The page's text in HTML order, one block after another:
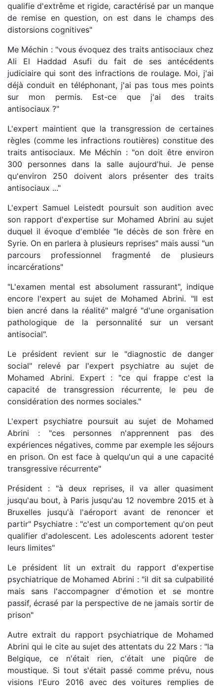
qualifie d'extrême et rigide, caractérisé par un manque
de remise en question, on est dans le champs des
distorsions cognitives"
Me Méchin : "vous évoquez des traits antisociaux chez
Ali El Haddad Asufi du fait de ses antécédents
judiciaire qui sont des infractions de roulage. Moi, j'ai
déjà conduit en téléphonant, j'ai pas tous mes points
sur mon permis. Est-ce que j'ai des traits
antisociaux ?"
L'expert maintient que la transgression de certaines
règles (comme les infractions routières) constitue des
traits antisociaux. Me Méchin : "on doit être environ
300 personnes dans la salle aujourd'hui. Je pense
qu'environ 250 doivent alors présenter des traits
antisociaux ..."
L'expert Samuel Leistedt poursuit son audition avec
son rapport d'expertise sur Mohamed Abrini au sujet
duquel il évoque d'emblée "le décès de son frère en
Syrie. On en parlera à plusieurs reprises" mais aussi "un
parcours professionnel fragmenté de plusieurs
incarcérations"
"L'examen mental est absolument rassurant", indique
encore l'expert au sujet de Mohamed Abrini. "Il est
bien ancré dans la réalité" malgré "d'une organisation
pathologique de la personnalité sur un versant
antisocial".
Le président revient sur le "diagnostic de danger
social" relevé par l'expert psychiatre au sujet de
Mohamed Abrini. Expert : "ce qui frappe c'est la
capacité de transgression récurrente, le peu de
considération des normes sociales."
L'expert psychiatre poursuit au sujet de Mohamed
Abrini : "ces personnes n'apprennent pas des
expériences négatives, comme par exemple les séjours
en prison. On est face à quelqu'un qui a une capacité
transgressive récurrente"
Président : "à deux reprises, il va aller quasiment
jusqu'au bout, à Paris jusqu'au 12 novembre 2015 et à
Bruxelles jusqu'à l'aéroport avant de renoncer et
partir" Psychiatre : "c'est un comportement qu'on peut
qualifier d'adolescent. Les adolescents adorent tester
leurs limites"
Le président lit un extrait du rapport d'expertise
psychiatrique de Mohamed Abrini : "il dit sa culpabilité
mais sans l'accompagner d'émotion et se montre
passif, écrasé par la perspective de ne jamais sortir de
prison"
Autre extrait du rapport psychiatrique de Mohamed
Abrini qui le cite au sujet des attentats du 22 Mars : "la
Belgique, ce n'était rien, c'était une piqûre de
moustique. Si tout s'était passé comme prévu, nous
visions l'Euro 2016 avec des voitures remplies de